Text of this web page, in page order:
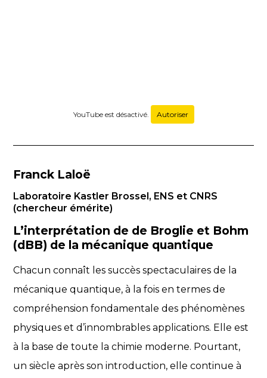
YouTube est désactivé. Autoriser
Franck Laloë
Laboratoire Kastler Brossel, ENS et CNRS
(chercheur émérite)
L’interprétation de de Broglie et Bohm
(dBB) de la mécanique quantique
Chacun connaît les succès spectaculaires de la
mécanique quantique, à la fois en termes de
compréhension fondamentale des phénomènes
physiques et d’innombrables applications. Elle est
à la base de toute la chimie moderne. Pourtant,
un siècle après son introduction, elle continue à